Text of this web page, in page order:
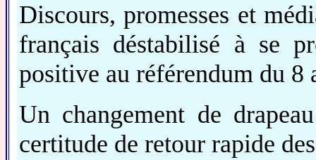
Discours, promesses et
français déstabilisé à se
positive au référendum du 8
Un changement de
certitude de retour rapide